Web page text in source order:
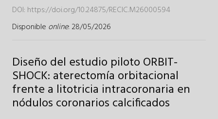
DOI: https://doi.org/10.24875/RECIC.M26000594
Disponible online: 28/05/2026
Diseño del estudio piloto ORBIT-
SHOCK: aterectomía orbitacional
frente a litotricia intracoronaria en
nódulos coronarios calcificados